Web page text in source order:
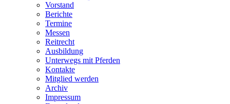
Vorstand
Berichte
Termine
Messen
Reitrecht
Ausbildung
Unterwegs mit Pferden
Kontakte
Mitglied werden
Archiv
Impressum